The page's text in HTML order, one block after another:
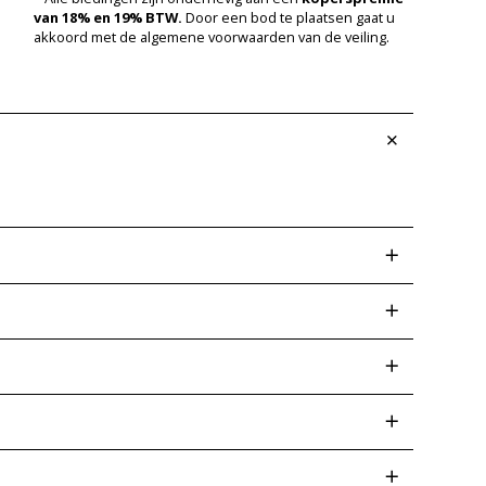
van 18% en 19% BTW. Door een bod te plaatsen gaat u
akkoord met de algemene voorwaarden van de veiling.
op een later tijdstip kunt voorkomen.
er ook rekening mee dat wij geen functie- of